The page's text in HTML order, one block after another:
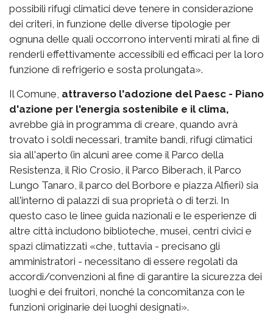
possibili rifugi climatici deve tenere in considerazione
dei criteri, in funzione delle diverse tipologie per
ognuna delle quali occorrono interventi mirati al fine di
renderli effettivamente accessibili ed efficaci per la loro
funzione di refrigerio e sosta prolungata».
Il Comune, attraverso l'adozione del Paesc - Piano
d'azione per l'energia sostenibile e il clima,
avrebbe già in programma di creare, quando avrà
trovato i soldi necessari, tramite bandi, rifugi climatici
sia all'aperto (in alcuni aree come il Parco della
Resistenza, il Rio Crosio, il Parco Biberach, il Parco
Lungo Tanaro, il parco del Borbore e piazza Alfieri) sia
all'interno di palazzi di sua proprietà o di terzi. In
questo caso le linee guida nazionali e le esperienze di
altre città includono biblioteche, musei, centri civici e
spazi climatizzati «che, tuttavia - precisano gli
amministratori - necessitano di essere regolati da
accordi/convenzioni al fine di garantire la sicurezza dei
luoghi e dei fruitori, nonché la concomitanza con le
funzioni originarie dei luoghi designati».